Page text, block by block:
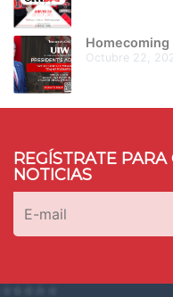
octubre 22,
REGÍSTRATE
NOTICIAS